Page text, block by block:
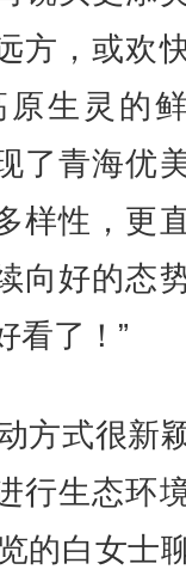
方，或欢
生灵的
了青海优
样性，更
向好的态
看了！”
式很新
行生态环
的白女士